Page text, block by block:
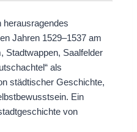
herausragendes
Jahren 1529–1537 am
Stadtwappen, Saalfelder
als
städtischer Geschichte,
Ein
von